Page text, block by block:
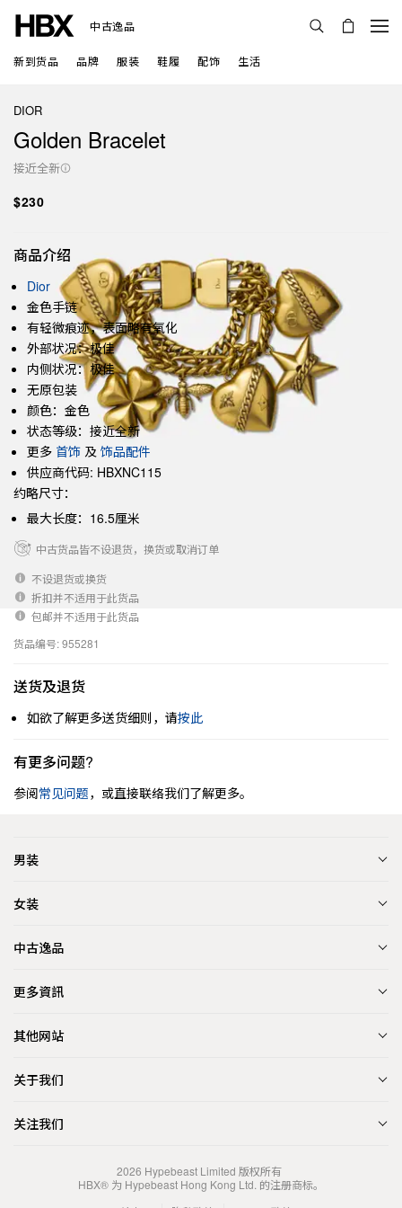
中古逸品
新到货品 品牌 服装 鞋履 配饰 生活
DIOR
Golden Bracelet
接近全新
$230
商品介绍
Dior
金色手链
有轻微痕迹，表面略有氧化
外部状况：极佳
内侧状况：极佳
无原包装
颜色：金色
状态等级：接近全新
更多 首饰 及 饰品配件
供应商代码: HBXNC115
约略尺寸：
最大长度：16.5厘米
中古货品皆不设退货，换货或取消订单
不设退货或换货
折扣并不适用于此货品
包邮并不适用于此货品
货品编号: 955281
送货及退货
如欲了解更多送货细则，请按此
有更多问题?
参阅常见问题，或直接联络我们了解更多。
男装
女装
中古逸品
更多資訊
其他网站
关于我们
关注我们
2026 Hypebeast Limited 版权所有
HBX® 为 Hypebeast Hong Kong Ltd. 的注册商标。